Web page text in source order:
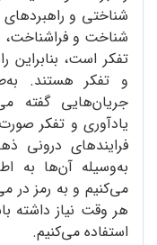
شناختی و راهبردهای
شناخت و
تفکر است،
و تفکر هستند.
جریان‌هایی گفته
یادآوری و تفکر
فرایندهای درونی
به‌وسیله آن‌ها به
می‌کنیم و به رمز در
هر وقت نیاز داشته
استفاده می‌کنیم.